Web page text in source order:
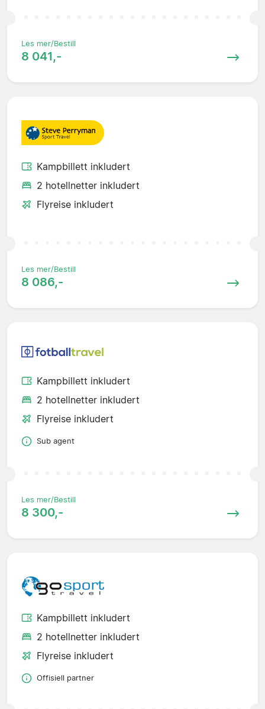
Les mer/Bestill
8 041,-
Kampbillett inkludert
2 hotellnetter inkludert
Flyreise inkludert
Les mer/Bestill
8 086,-
Kampbillett inkludert
2 hotellnetter inkludert
Flyreise inkludert
Sub agent
Les mer/Bestill
8 300,-
Kampbillett inkludert
2 hotellnetter inkludert
Flyreise inkludert
Offisiell partner